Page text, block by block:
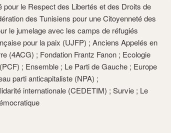
pour le Respect des Libertés et des Droits de
des Tunisiens pour une Citoyenneté des
le jumelage avec les camps de réfugiés
pour la paix (UJFP) ; Anciens Appelés en
(4ACG) ; Fondation Frantz Fanon ; Ecologie
; Ensemble ; Le Parti de Gauche ; Europe
parti anticapitaliste (NPA) ;
internationale (CEDETIM) ; Survie ; Le